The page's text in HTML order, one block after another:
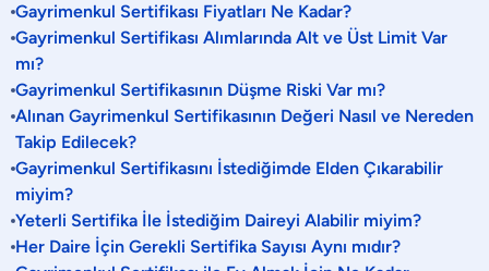
Gayrimenkul Sertifikası Fiyatları Ne Kadar?
Gayrimenkul Sertifikası Alımlarında Alt ve Üst Limit Var
mı?
Gayrimenkul Sertifikasının Düşme Riski Var mı?
Alınan Gayrimenkul Sertifikasının Değeri Nasıl ve Nereden
Takip Edilecek?
Gayrimenkul Sertifikasını İstediğimde Elden Çıkarabilir
miyim?
Yeterli Sertifika İle İstediğim Daireyi Alabilir miyim?
Her Daire İçin Gerekli Sertifika Sayısı Aynı mıdır?